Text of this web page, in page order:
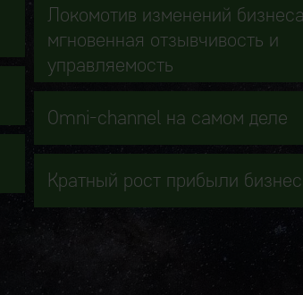
Локомотив изменений
мгновенная отзывчивость и
управляемость
Omni-channel на самом деле
Кратный рост прибыли